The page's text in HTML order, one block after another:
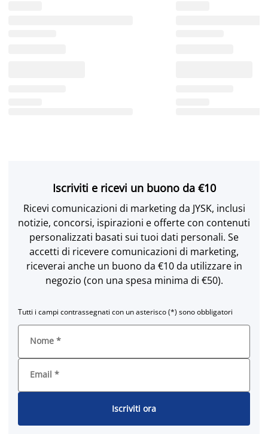
Iscriviti e ricevi un buono da €10
Ricevi comunicazioni di marketing da JYSK, inclusi
notizie, concorsi, ispirazioni e offerte con contenuti
personalizzati basati sui tuoi dati personali. Se
accetti di ricevere comunicazioni di marketing,
riceverai anche un buono da €10 da utilizzare in
negozio (con una spesa minima di €50).
Tutti i campi contrassegnati con un asterisco (*) sono obbligatori
Nome *
Email *
Iscriviti ora